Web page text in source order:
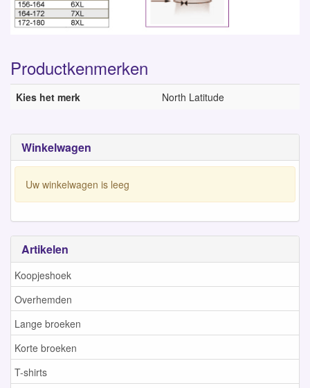
Winkelwagen
Uw winkelwagen is leeg
Artikelen
Koopjeshoek
Overhemden
Lange broeken
Korte broeken
T-shirts
Productkenmerken
Kies het merk North Latitude